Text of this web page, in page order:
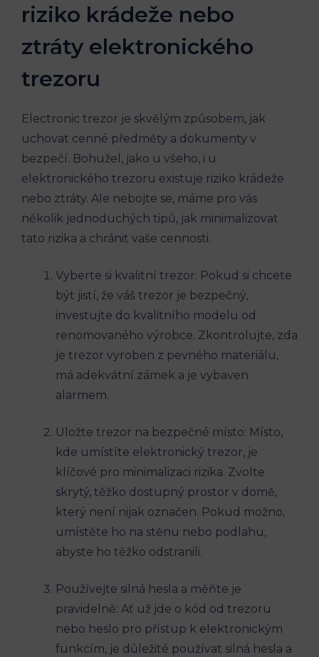
riziko krádeže nebo
ztráty elektronického
trezoru
Electronic trezor je skvělým způsobem, jak
uchovat cenné předměty a dokumenty v
bezpečí. Bohužel, jako u všeho, i u
elektronického trezoru existuje riziko krádeže
nebo ztráty. Ale nebojte se, máme pro vás
několik jednoduchých tipů, jak minimalizovat
tato rizika a chránit vaše cennosti.
Vyberte si kvalitní trezor: Pokud si chcete
být jistí, že váš trezor je bezpečný,
investujte do kvalitního modelu od
renomovaného výrobce. Zkontrolujte, zda
je trezor vyroben z pevného materiálu,
má adekvátní zámek a je vybaven
alarmem.
Uložte trezor na bezpečné místo: Místo,
kde umístíte elektronický trezor, je
klíčové pro minimalizaci rizika. Zvolte
skrytý, těžko dostupný prostor v domě,
který není nijak označen. Pokud možno,
umístěte ho na stěnu nebo podlahu,
abyste ho těžko odstranili.
Používejte silná hesla a měňte je
pravidelně: Ať už jde o kód od trezoru
nebo heslo pro přístup k elektronickým
funkcím, je důležité používat silná hesla a